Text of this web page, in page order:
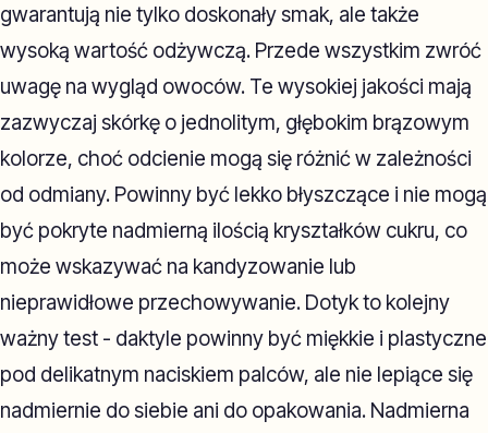
gwarantują nie tylko doskonały smak, ale także
wysoką wartość odżywczą. Przede wszystkim zwróć
uwagę na wygląd owoców. Te wysokiej jakości mają
zazwyczaj skórkę o jednolitym, głębokim brązowym
kolorze, choć odcienie mogą się różnić w zależności
od odmiany. Powinny być lekko błyszczące i nie mogą
być pokryte nadmierną ilością kryształków cukru, co
może wskazywać na kandyzowanie lub
nieprawidłowe przechowywanie. Dotyk to kolejny
ważny test - daktyle powinny być miękkie i plastyczne
pod delikatnym naciskiem palców, ale nie lepiące się
nadmiernie do siebie ani do opakowania. Nadmierna